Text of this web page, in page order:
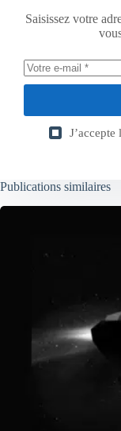
Saisissez votre
J’accepte
Publications similaires